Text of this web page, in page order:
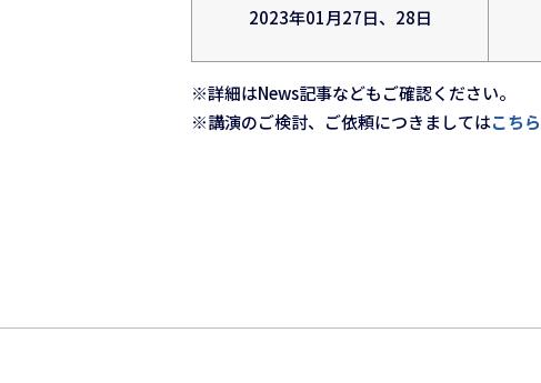
2023年01月27日、28日
※詳細はNews記事などもご確認ください。
※講演のご検討、ご依頼につきましてはこちら